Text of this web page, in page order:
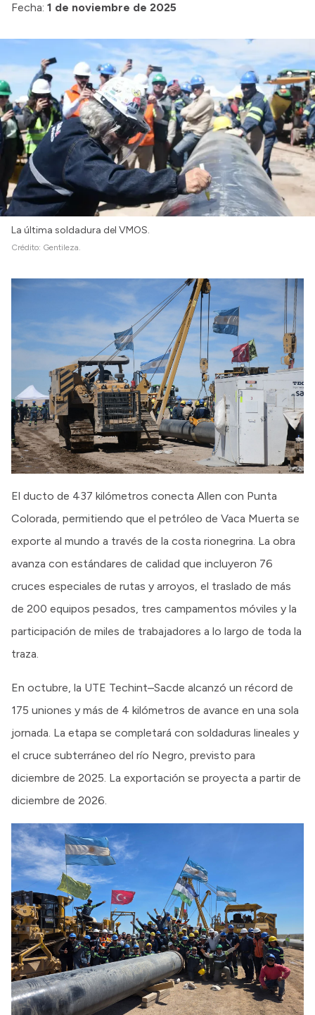
Fecha: 1 de noviembre de 2025
La última soldadura del VMOS.
Crédito: Gentileza.
El ducto de 437 kilómetros conecta Allen con Punta
Colorada, permitiendo que el petróleo de Vaca Muerta se
exporte al mundo a través de la costa rionegrina. La obra
avanza con estándares de calidad que incluyeron 76
cruces especiales de rutas y arroyos, el traslado de más
de 200 equipos pesados, tres campamentos móviles y la
participación de miles de trabajadores a lo largo de toda la
traza.
En octubre, la UTE Techint–Sacde alcanzó un récord de
175 uniones y más de 4 kilómetros de avance en una sola
jornada. La etapa se completará con soldaduras lineales y
el cruce subterráneo del río Negro, previsto para
diciembre de 2025. La exportación se proyecta a partir de
diciembre de 2026.